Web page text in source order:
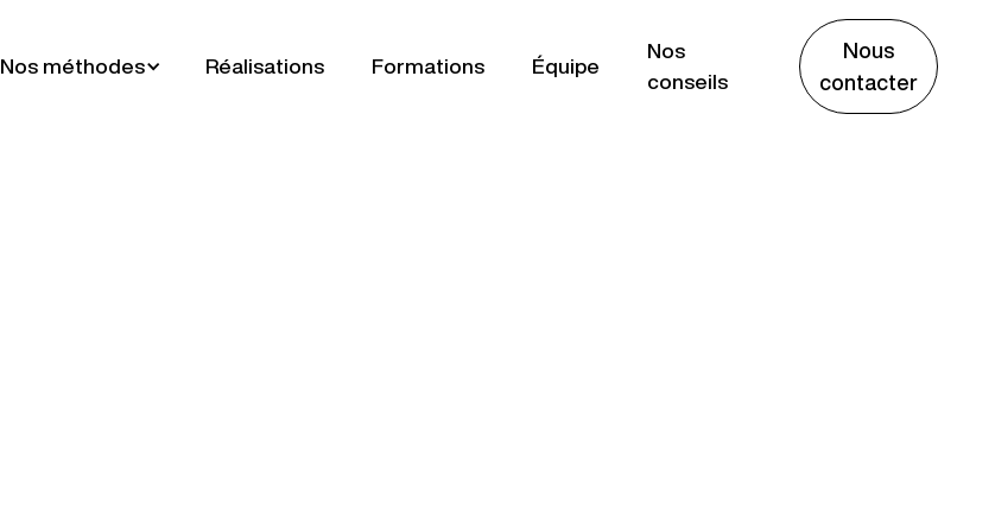
Nos méthodes Réalisations Formations Équipe
Nos
conseils
Nous
contacter